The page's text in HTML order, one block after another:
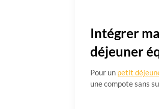
Intégrer
déjeuner
Pour un petit
une compote sans